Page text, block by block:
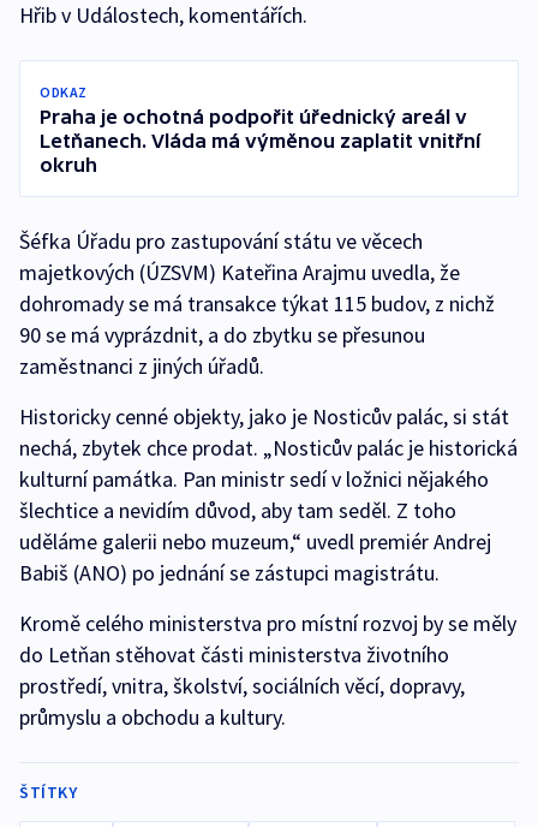
Hřib v Událostech, komentářích.
ODKAZ
Praha je ochotná podpořit úřednický areál v
Letňanech. Vláda má výměnou zaplatit vnitřní
okruh
Šéfka Úřadu pro zastupování státu ve věcech
majetkových (ÚZSVM) Kateřina Arajmu uvedla, že
dohromady se má transakce týkat 115 budov, z nichž
90 se má vyprázdnit, a do zbytku se přesunou
zaměstnanci z jiných úřadů.
Historicky cenné objekty, jako je Nosticův palác, si stát
nechá, zbytek chce prodat. „Nosticův palác je historická
kulturní památka. Pan ministr sedí v ložnici nějakého
šlechtice a nevidím důvod, aby tam seděl. Z toho
uděláme galerii nebo muzeum,“ uvedl premiér Andrej
Babiš (ANO) po jednání se zástupci magistrátu.
Kromě celého ministerstva pro místní rozvoj by se měly
do Letňan stěhovat části ministerstva životního
prostředí, vnitra, školství, sociálních věcí, dopravy,
průmyslu a obchodu a kultury.
ŠTÍTKY